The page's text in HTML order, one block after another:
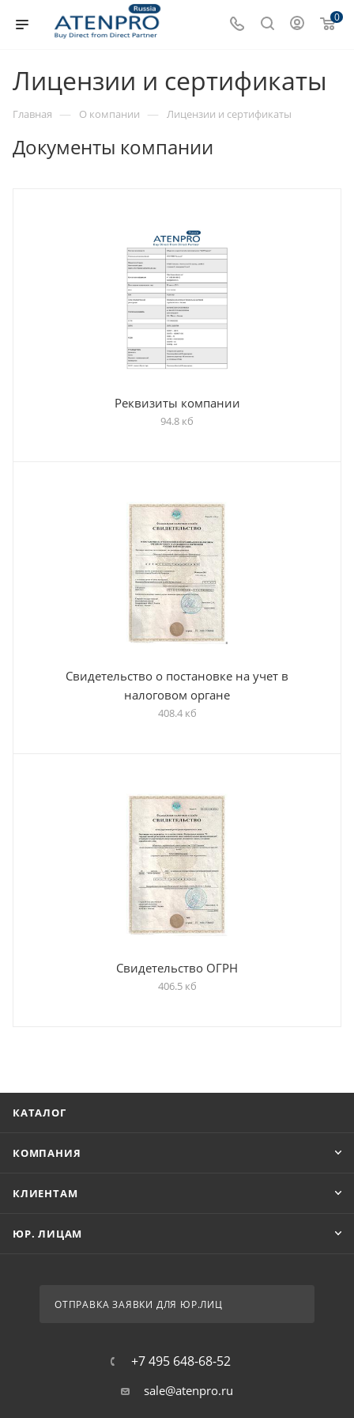
0
Лицензии и сертификаты
Главная — О компании — Лицензии и сертификаты
Документы компании
Реквизиты компании
94.8 кб
Свидетельство о постановке на учет в
налоговом органе
408.4 кб
Свидетельство ОГРН
406.5 кб
КАТАЛОГ
КОМПАНИЯ
КЛИЕНТАМ
ЮР. ЛИЦАМ
ОТПРАВКА ЗАЯВКИ ДЛЯ ЮР.ЛИЦ
+7 495 648-68-52
sale@atenpro.ru